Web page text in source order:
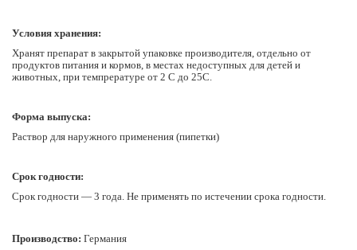
Условия хранения:
Хранят препарат в закрытой упаковке производителя, отдельно от
продуктов питания и кормов, в местах недоступных для детей и
животных, при темпрературе от 2 С до 25С.
Форма выпуска:
Раствор для наружного применения (пипетки)
Срок годности:
Срок годности — 3 года. Не применять по истечении срока годности.
Производство: Германия